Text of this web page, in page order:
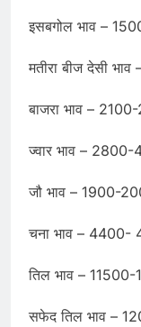
इसबगोल भाव –
मतीरा बीज देसी
बाजरा भाव –
ज्वार भाव –
जौ भाव – 1900-
चना भाव – 4400-
तिल भाव –
सफेद तिल भाव –